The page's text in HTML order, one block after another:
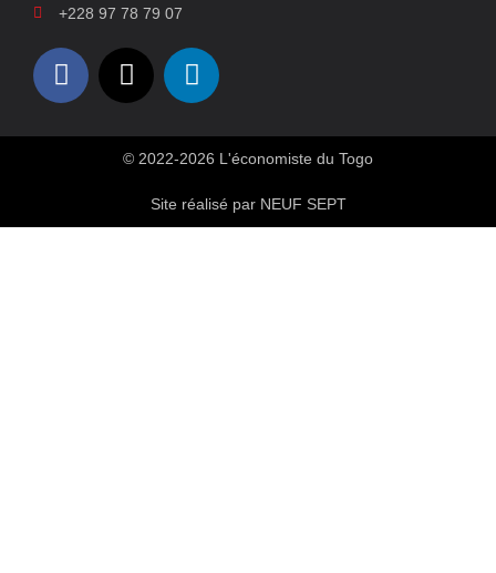
+228 97 78 79 07
© 2022-2026 L'économiste du Togo
Site réalisé par NEUF SEPT